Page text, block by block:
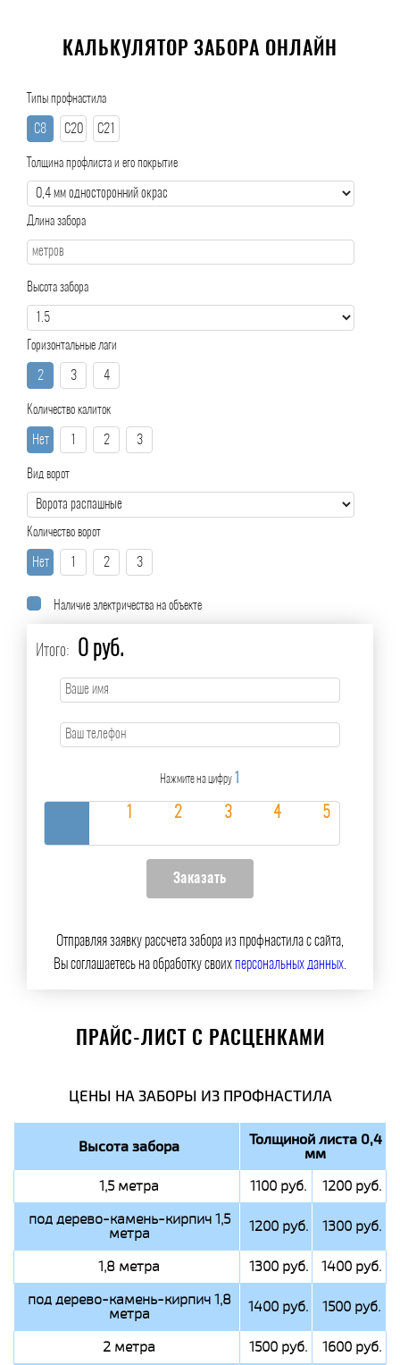
КАЛЬКУЛЯТОР ЗАБОРА ОНЛАЙН
Типы профнастила
С8 С20 С21
Толщина профлиста и его покрытие
Длина забора
Высота забора
Горизонтальные лаги
2 3 4
Количество калиток
Нет 2 3
Вид ворот
Количество ворот
Нет 2 3
Наличие электричества на объекте
Итого: 0 руб.
Нажмите на цифру 1
Отправляя заявку рассчета забора из профнастила с сайта,
Вы соглашаетесь на обработку своихперсональных данных.
ПРАЙС-ЛИСТ С РАСЦЕНКАМИ
ЦЕНЫ НА ЗАБОРЫ ИЗ ПРОФНАСТИЛА
Высота забора Толщиной листа 0,4
мм
1,5 метра 1100 руб.
1200 руб.
под дерево-камень-кирпич 1,5
метра 1200 руб. 1300 руб.
1,8 метра 1300 руб.
1400 руб.
под дерево-камень-кирпич 1,8
метра 1400 руб. 1500 руб.
2 метра 1500 руб. 1600 руб.